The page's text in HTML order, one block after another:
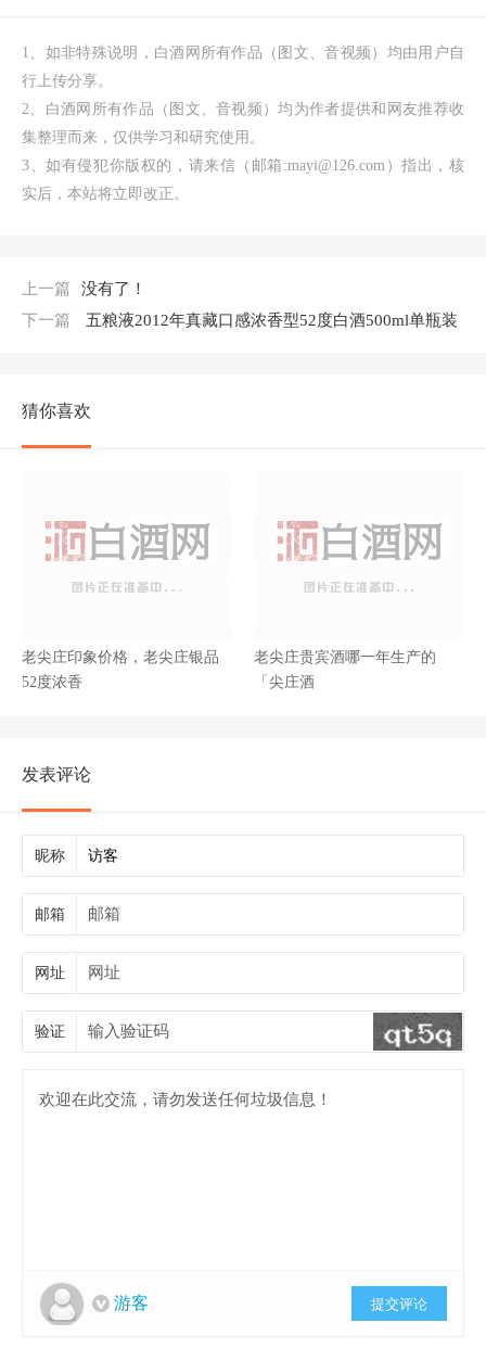
1、如非特殊说明，白酒网所有作品（图文、音视频）均由用户自
行上传分享。
2、白酒网所有作品（图文、音视频）均为作者提供和网友推荐收
集整理而来，仅供学习和研究使用。
3、如有侵犯你版权的，请来信（邮箱:mayi@126.com）指出，核
实后，本站将立即改正。
上一篇
没有了！
下一篇
五粮液2012年真藏口感浓香型52度白酒500ml单瓶装
猜你喜欢
老尖庄印象价格，老尖庄银品
52度浓香
老尖庄贵宾酒哪一年生产的
「尖庄酒
发表评论
昵称
邮箱
网址
验证
游客 提交评论